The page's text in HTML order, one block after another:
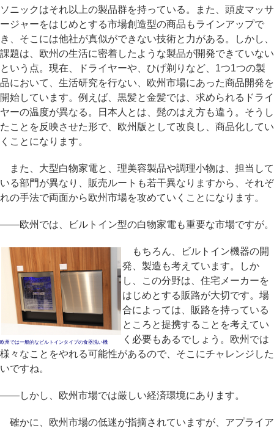
ソニックはそれ以上の製品群を持っている。また、頭皮マッサ
ージャーをはじめとする市場創造型の商品もラインアップで
き、そこには他社が真似ができない技術と力がある。しかし、
課題は、欧州の生活に密着したような製品が開発できていない
という点。現在、ドライヤーや、ひげ剃りなど、1つ1つの製
品において、生活研究を行ない、欧州市場にあった商品開発を
開始しています。例えば、黒髪と金髪では、求められるドライ
ヤーの温度が異なる。日本人とは、髭のはえ方も違う。そうし
たことを反映させた形で、欧州版として改良し、商品化してい
くことになります。
また、大型白物家電と、理美容製品や調理小物は、担当して
いる部門が異なり、販売ルートも若干異なりますから、それぞ
れの手法で両面から欧州市場を攻めていくことになります。
――欧州では、ビルトイン型の白物家電も重要な市場ですが。
欧州では一般的なビルトインタイプの食器洗い機
もちろん、ビルトイン機器の開
発、製造も考えています。しか
し、この分野は、住宅メーカーを
はじめとする販路が大切です。場
合によっては、販路を持っている
ところと提携することを考えてい
く必要もあるでしょう。欧州では
様々なことをやれる可能性があるので、そこにチャレンジした
いですね。
――しかし、欧州市場では厳しい経済環境にあります。
確かに、欧州市場の低迷が指摘されていますが、アプライア